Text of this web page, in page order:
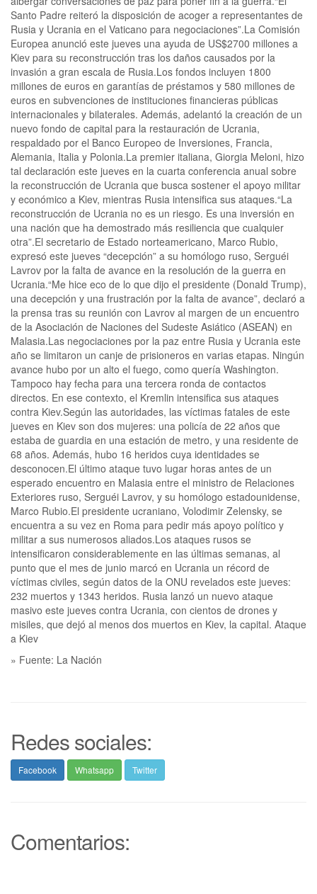
Santo Padre reiteró la disposición de acoger a representantes de
Rusia y Ucrania en el Vaticano para negociaciones”.La Comisión
Europea anunció este jueves una ayuda de US$2700 millones a
Kiev para su reconstrucción tras los daños causados por la
invasión a gran escala de Rusia.Los fondos incluyen 1800
millones de euros en garantías de préstamos y 580 millones de
euros en subvenciones de instituciones financieras públicas
internacionales y bilaterales. Además, adelantó la creación de un
nuevo fondo de capital para la restauración de Ucrania,
respaldado por el Banco Europeo de Inversiones, Francia,
Alemania, Italia y Polonia.La premier italiana, Giorgia Meloni, hizo
tal declaración este jueves en la cuarta conferencia anual sobre
la reconstrucción de Ucrania que busca sostener el apoyo militar
y económico a Kiev, mientras Rusia intensifica sus ataques.“La
reconstrucción de Ucrania no es un riesgo. Es una inversión en
una nación que ha demostrado más resiliencia que cualquier
otra”.El secretario de Estado norteamericano, Marco Rubio,
expresó este jueves “decepción” a su homólogo ruso, Serguéi
Lavrov por la falta de avance en la resolución de la guerra en
Ucrania.“Me hice eco de lo que dijo el presidente (Donald Trump),
una decepción y una frustración por la falta de avance”, declaró a
la prensa tras su reunión con Lavrov al margen de un encuentro
de la Asociación de Naciones del Sudeste Asiático (ASEAN) en
Malasia.Las negociaciones por la paz entre Rusia y Ucrania este
año se limitaron un canje de prisioneros en varias etapas. Ningún
avance hubo por un alto el fuego, como quería Washington.
Tampoco hay fecha para una tercera ronda de contactos
directos. En ese contexto, el Kremlin intensifica sus ataques
contra Kiev.Según las autoridades, las víctimas fatales de este
jueves en Kiev son dos mujeres: una policía de 22 años que
estaba de guardia en una estación de metro, y una residente de
68 años. Además, hubo 16 heridos cuya identidades se
desconocen.El último ataque tuvo lugar horas antes de un
esperado encuentro en Malasia entre el ministro de Relaciones
Exteriores ruso, Serguéi Lavrov, y su homólogo estadounidense,
Marco Rubio.El presidente ucraniano, Volodimir Zelensky, se
encuentra a su vez en Roma para pedir más apoyo político y
militar a sus numerosos aliados.Los ataques rusos se
intensificaron considerablemente en las últimas semanas, al
punto que el mes de junio marcó en Ucrania un récord de
víctimas civiles, según datos de la ONU revelados este jueves:
232 muertos y 1343 heridos. Rusia lanzó un nuevo ataque
masivo este jueves contra Ucrania, con cientos de drones y
misiles, que dejó al menos dos muertos en Kiev, la capital. Ataque
a Kiev
» Fuente: La Nación
Redes sociales:
Facebook Whatsapp Twitter
Comentarios: